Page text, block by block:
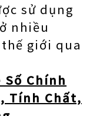
sử dụng
nhiều
giới qua
Chính
Tính Chất,